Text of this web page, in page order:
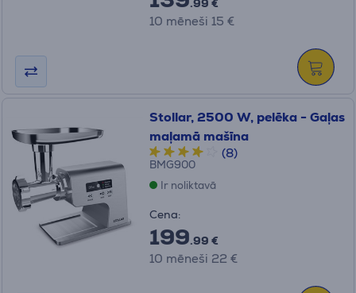
.99 €
10 mēneši 15 €
Stollar, 2500 W, pelēka - Gaļas
maļamā mašīna
(8)
BMG900
Ir noliktavā
Cena:
199.99 €
10 mēneši 22 €